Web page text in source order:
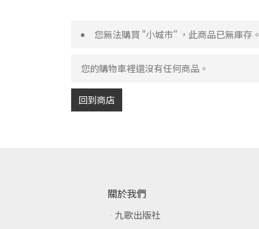
您無法購買 "小城市" ，此商品已無庫存。
您的購物車裡還沒有任何商品。
回到商店
關於我們
九歌出版社